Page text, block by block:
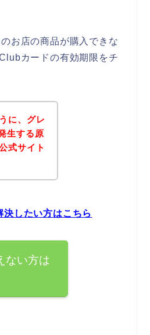
お店の商品が購入できな
カードの有効期限をチ
に、グレ
生する原
式サイト
したい方はこちら
ない方は